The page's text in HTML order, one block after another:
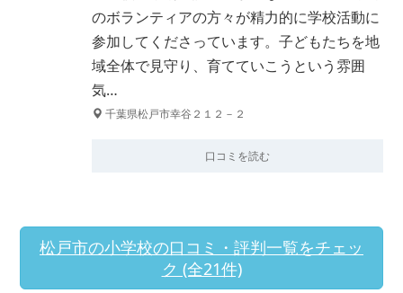
のボランティアの方々が精力的に学校活動に
参加してくださっています。子どもたちを地
域全体で見守り、育てていこうという雰囲
気…
千葉県松戸市幸谷２１２－２
口コミを読む
松戸市の小学校の口コミ・評判一覧をチェッ
ク (全21件)